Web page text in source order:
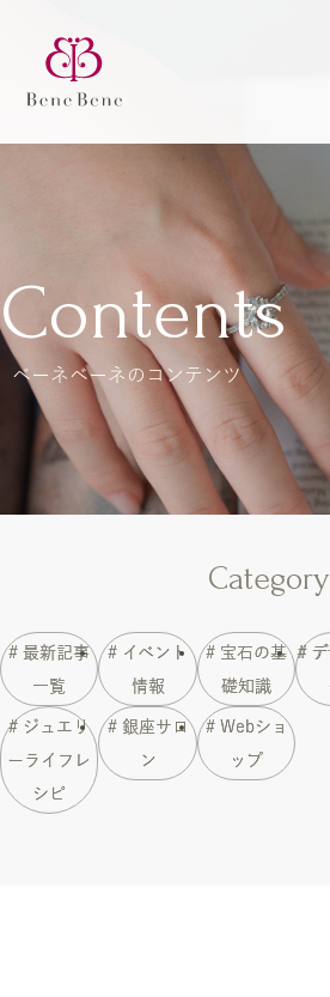
Contents
ベーネベーネのコンテンツ
Category
# 最新記事
一覧
# イベント
情報
# 宝石の基
礎知識
# デ
# ジュエリ
ーライフレ
シピ
# 銀座サロ
ン
# Webショ
ップ